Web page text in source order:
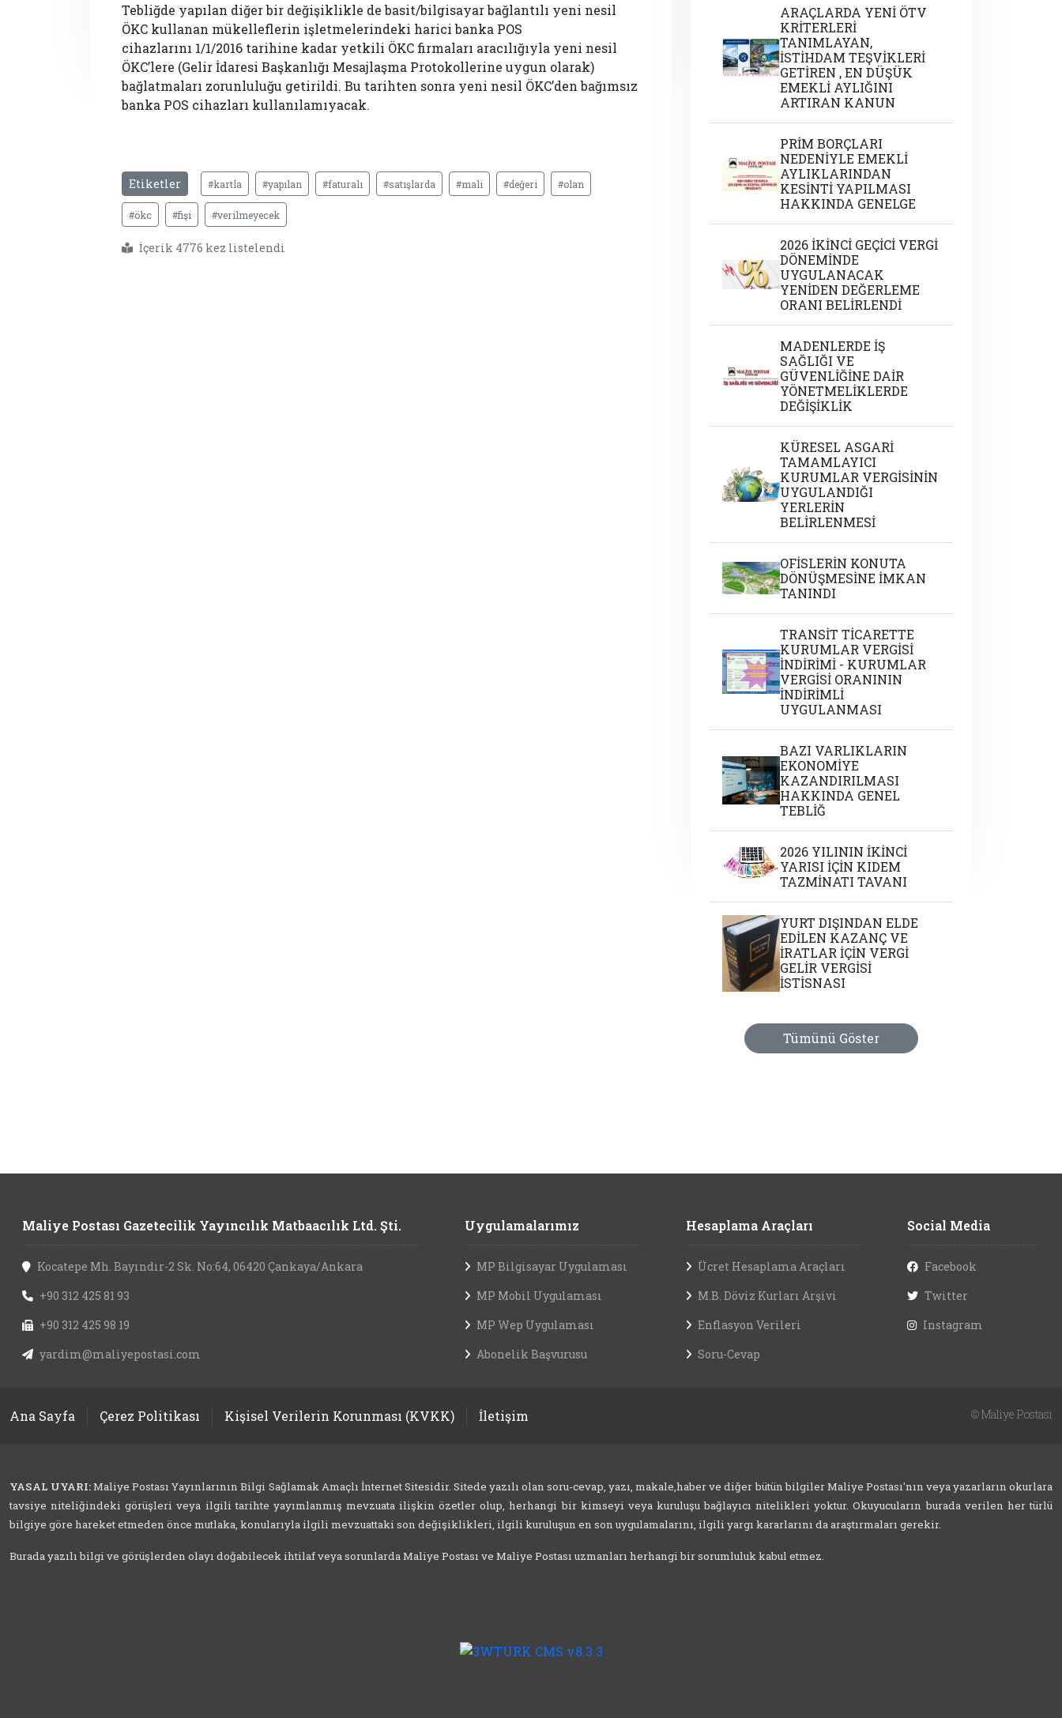
Tebliğde yapılan diğer bir değişiklikle de basit/bilgisayar bağlantılı yeni nesil
ÖKC kullanan mükelleflerin işletmelerindeki harici banka POS
cihazlarını 1/1/2016 tarihine kadar yetkili ÖKC firmaları aracılığıyla yeni nesil
ÖKC’lere (Gelir İdaresi Başkanlığı Mesajlaşma Protokollerine uygun olarak)
bağlatmaları zorunluluğu getirildi. Bu tarihten sonra yeni nesil ÖKC’den bağımsız
banka POS cihazları kullanılamıyacak.
Etiketler #kartla #yapılan #faturalı #satışlarda #mali #değeri #olan
#ökc #fişi #verilmeyecek
İçerik 4776 kez listelendi
ARAÇLARDA YENİ ÖTV
KRİTERLERİ
TANIMLAYAN,
İSTİHDAM TEŞVİKLERİ
GETİREN , EN DÜŞÜK
EMEKLİ AYLIĞINI
ARTIRAN KANUN
PRİM BORÇLARI
NEDENİYLE EMEKLİ
AYLIKLARINDAN
KESİNTİ YAPILMASI
HAKKINDA GENELGE
2026 İKİNCİ GEÇİCİ VERGİ
DÖNEMİNDE
UYGULANACAK
YENİDEN DEĞERLEME
ORANI BELİRLENDİ
MADENLERDE İŞ
SAĞLIĞI VE
GÜVENLİĞİNE DAİR
YÖNETMELİKLERDE
DEĞİŞİKLİK
KÜRESEL ASGARİ
TAMAMLAYICI
KURUMLAR VERGİSİNİN
UYGULANDIĞI
YERLERİN
BELİRLENMESİ
OFİSLERİN KONUTA
DÖNÜŞMESİNE İMKAN
TANINDI
TRANSİT TİCARETTE
KURUMLAR VERGİSİ
İNDİRİMİ - KURUMLAR
VERGİSİ ORANININ
İNDİRİMLİ
UYGULANMASI
BAZI VARLIKLARIN
EKONOMİYE
KAZANDIRILMASI
HAKKINDA GENEL
TEBLİĞ
2026 YILININ İKİNCİ
YARISI İÇİN KIDEM
TAZMİNATI TAVANI
YURT DIŞINDAN ELDE
EDİLEN KAZANÇ VE
İRATLAR İÇİN VERGİ
GELİR VERGİSİ
İSTİSNASI
Tümünü Göster
Maliye Postası Gazetecilik Yayıncılık Matbaacılık Ltd. Şti.
Kocatepe Mh. Bayındır-2 Sk. No:64, 06420 Çankaya/Ankara
+90 312 425 81 93
+90 312 425 98 19
yardim@maliyepostasi.com
Uygulamalarımız
MP Bilgisayar Uygulaması
MP Mobil Uygulaması
MP Wep Uygulaması
Abonelik Başvurusu
Hesaplama Araçları
Ücret Hesaplama Araçları
M.B. Döviz Kurları Arşivi
Enflasyon Verileri
Soru-Cevap
Social Media
Facebook
Twitter
Instagram
Ana Sayfa Çerez Politikası Kişisel Verilerin Korunması (KVKK) İletişim ©Maliye Postası
YASAL UYARI:Maliye Postası Yayınlarının Bilgi Sağlamak Amaçlı İnternet Sitesidir. Sitede yazılı olan soru-cevap, yazı, makale,haber ve diğer bütün bilgiler Maliye Postası'nın veya yazarların okurlara
tavsiye niteliğindeki görüşleri veya ilgili tarihte yayımlanmış mevzuata ilişkin özetler olup, herhangi bir kimseyi veya kuruluşu bağlayıcı nitelikleri yoktur. Okuyucuların burada verilen her türlü
bilgiye göre hareket etmeden önce mutlaka, konularıyla ilgili mevzuattaki son değişiklikleri, ilgili kuruluşun en son uygulamalarını, ilgili yargı kararlarını da araştırmaları gerekir.
Burada yazılı bilgi ve görüşlerden olayı doğabilecek ihtilaf veya sorunlarda Maliye Postası ve Maliye Postası uzmanları herhangi bir sorumluluk kabul etmez.